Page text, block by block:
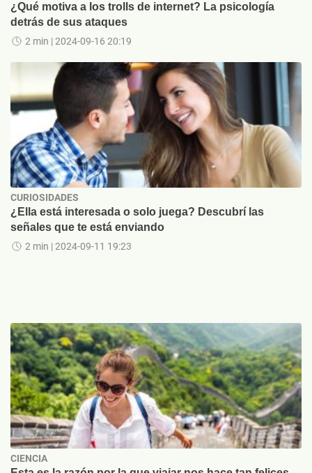
¿Qué motiva a los trolls de internet? La psicología
detrás de sus ataques
2 min | 2024-09-16 20:19
CURIOSIDADES
¿Ella está interesada o solo juega? Descubrí las
señales que te está enviando
2 min | 2024-09-11 19:23
CIENCIA